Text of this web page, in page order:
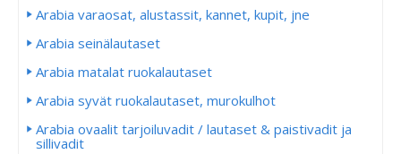
Arabia varaosat, alustassit, kannet, kupit, jne
Arabia seinälautaset
Arabia matalat ruokalautaset
Arabia syvät ruokalautaset, murokulhot
Arabia ovaalit tarjoiluvadit / lautaset & paistivadit ja
sillivadit